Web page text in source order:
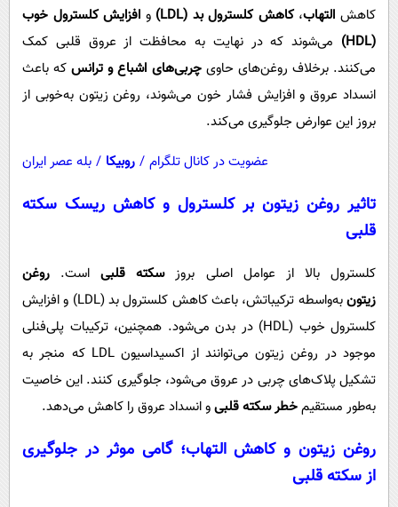
کاهش التهاب،کاهش کلسترول بد (LDL) و افزایش کلسترول خوب
(HDL)
می‌شوند که در نهایت به محافظت از عروق قلبی کمک
می‌کنند. برخلاف روغن‌های حاویچربی‌های اشباع و ترانسکه باعث
انسداد عروق و افزایش فشار خون می‌شوند، روغن زیتون به‌خوبی از
بروز این عوارض جلوگیری می‌کند.
عضویت در کانال تلگرام / روبیکا / بله عصر ایران
تاثیر روغن زیتون بر کلسترول و کاهش ریسک سکته
قلبی
کلسترول بالا از عوامل اصلی بروزسکته قلبیاست. روغن
زیتون
به‌واسطه ترکیباتش، باعث کاهش کلسترول بد (LDL) و افزایش
کلسترول خوب (HDL) در بدن می‌شود. همچنین، ترکیبات پلی‌فنلی
موجود در روغن زیتون می‌توانند از اکسیداسیون LDL که منجر به
تشکیل پلاک‌های چربی در عروق می‌شود، جلوگیری کنند. این خاصیت
به‌طور مستقیمخطر سکته قلبیو انسداد عروق را کاهش می‌دهد.
روغن زیتون و کاهش التهاب؛ گامی موثر در جلوگیری
ازسکته قلبی